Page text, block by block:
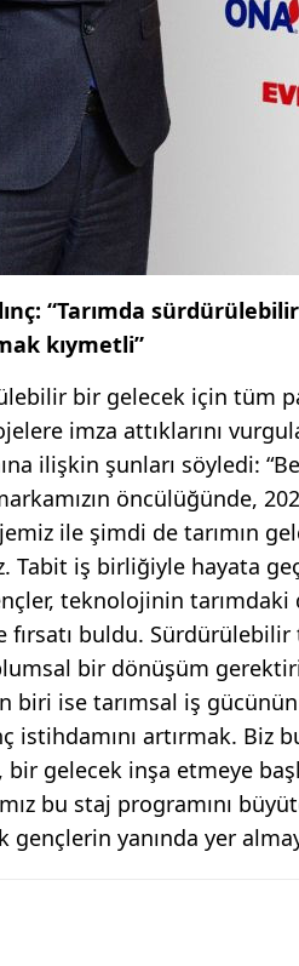
“Tarımda
kıymetli”
bir gelecek için tüm
imza attıklarını
ilişkin şunları söyledi:
öncülüğünde,
ile şimdi de tarımın
Tabit iş birliğiyle hayata
teknolojinin
fırsatı buldu. Sürdürülebilir
bir dönüşüm
biri ise tarımsal iş gücünün
istihdamını artırmak. Biz
bir gelecek inşa etmeye
bu staj programını
gençlerin yanında yer